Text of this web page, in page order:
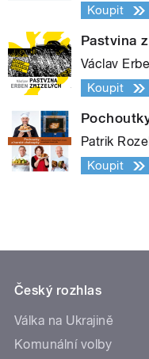
Koupit
Pastvina
Václav
Koupit
Patrik
Koupit
Český rozhlas
Válka na Ukrajině
Komunální volby